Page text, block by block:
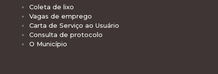
Coleta de lixo
Vagas de emprego
Carta de Serviço ao Usuário
Consulta de protocolo
O Município